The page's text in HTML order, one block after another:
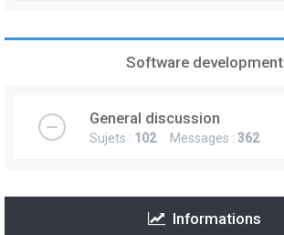
Software development
General discussion
Sujets : 102Messages : 362
Informations